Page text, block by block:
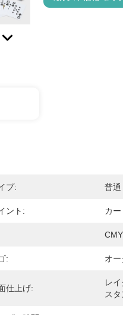
プ: 普通
ント: カ
: オ
仕上げ:
レ
ス